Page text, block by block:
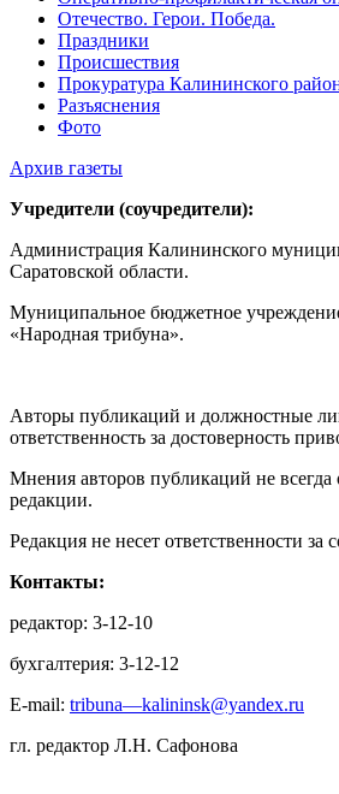
Отечество. Герои. Победа.
Праздники
Происшествия
Прокуратура Калининского
Разъяснения
Фото
Архив газеты
Учредители (соучредители):
Администрация Калининского
Саратовской области.
Муниципальное бюджетное
«Народная трибуна».
Авторы публикаций и должностные
ответственность за достоверность
Мнения авторов публикаций не всегда
редакции.
Редакция не несет ответственности за
Контакты:
редактор: 3-12-10
бухгалтерия: 3-12-12
E-mail: tribuna—kalininsk@yandex.ru
гл. редактор Л.Н. Сафонова